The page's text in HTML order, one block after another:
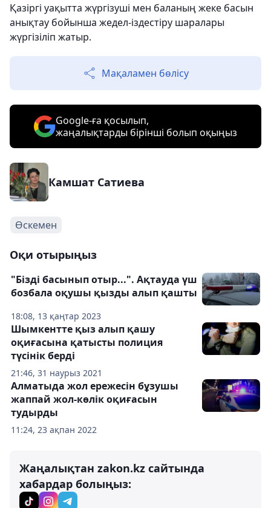
Қазіргі уақытта жүргізуші мен баланың жеке басын
анықтау бойынша жедел-іздестіру шаралары
жүргізіліп жатыр.
Мақаламен бөлісу
Google-ға қосылып,
жаңалықтарды бірінші болып оқыңыз
Камшат Сатиева
Өскемен
Оқи отырыңыз
18:08, 13 қаңтар 2023
"Бізді басынып отыр...". Ақтауда үш
бозбала оқушы қызды алып қашты
21:46, 31 наурыз 2021
Шымкентте қыз алып қашу
оқиғасына қатысты полиция
түсінік берді
11:24, 23 ақпан 2022
Алматыда жол ережесін бұзушы
жаппай жол-көлік оқиғасын
тудырды
Жаңалықтан zakon.kz сайтында
хабардар болыңыз: